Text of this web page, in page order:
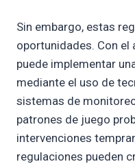
Sin embargo, estas
oportunidades. Con el
puede implementar
mediante el uso de
sistemas de
patrones de juego
intervenciones
regulaciones pueden